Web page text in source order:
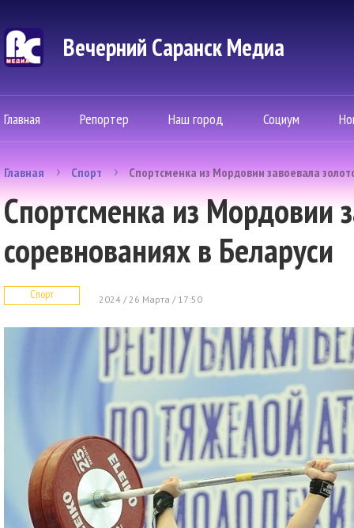
Вечерний Саранск Mедиа
Главная Репортер Наш город Социум
Главная Спорт Спортсменка из Мордовии завоевала
Спортсменка из Мордовии
соревнованиях в Беларуси
Спорт 2024 / 26 Марта / 17:50